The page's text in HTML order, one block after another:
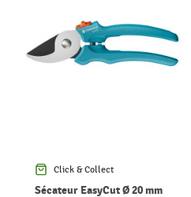
Click & Collect
Sécateur EasyCut Ø 20 mm